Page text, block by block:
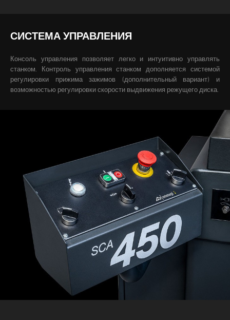
СИСТЕМА УПРАВЛЕНИЯ
Консоль управления позволяет легко и интуитивно управлять
станком. Контроль управления станком дополняется системой
регулировки прижима зажимов (дополнительный вариант) и
возможностью регулировки скорости выдвижения режущего диска.